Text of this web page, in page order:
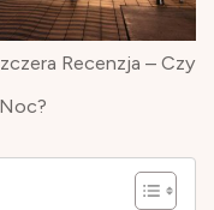
Recenzja – Czy